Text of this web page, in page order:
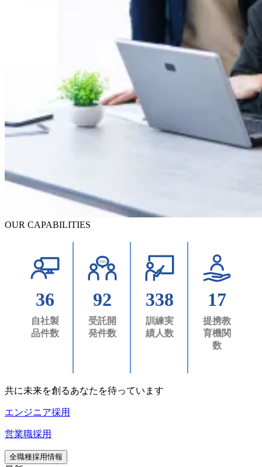
OUR CAPABILITIES
36
自社製
品件数
92
受託開
発件数
338
訓練実
績人数
17
提携教
育機関
数
共に未来を創るあなたを待っています
エンジニア採用
営業職採用
全職種採用情報